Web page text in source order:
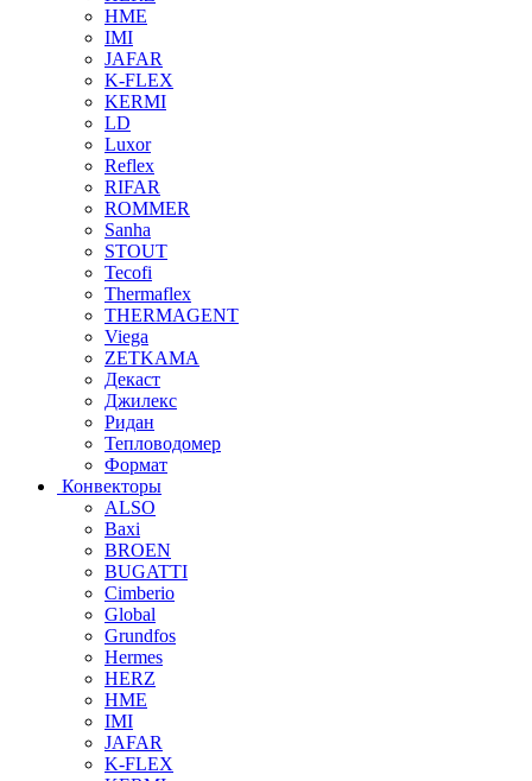
HME
IMI
JAFAR
K-FLEX
KERMI
LD
Luxor
Reflex
RIFAR
ROMMER
Sanha
STOUT
Tecofi
Thermaflex
THERMAGENT
Viega
ZETKAMA
Декаст
Джилекс
Ридан
Тепловодомер
Формат
Конвекторы
ALSO
Baxi
BROEN
BUGATTI
Cimberio
Global
Grundfos
Hermes
HERZ
HME
IMI
JAFAR
K-FLEX